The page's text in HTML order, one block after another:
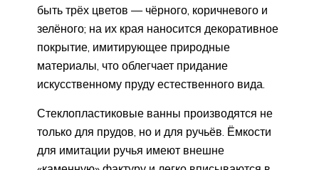
быть трёх цветов — чёрного, коричневого и
зелёного; на их края наносится декоративное
покрытие, имитирующее природные
материалы, что облегчает придание
искусственному пруду естественного вида.
Стеклопластиковые ванны производятся не
только для прудов, но и для ручьёв. Ёмкости
для имитации ручья имеют внешне